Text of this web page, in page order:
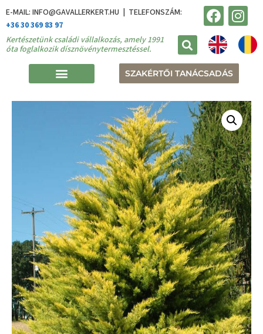
E-MAIL: INFO@GAVALLERKERT.HU | TELEFONSZÁM:
+36 30 369 83 97
Kertészetünk családi vállalkozás, amely 1991
óta foglalkozik dísznövénytermesztéssel.
SZAKÉRTŐI TANÁCSADÁS